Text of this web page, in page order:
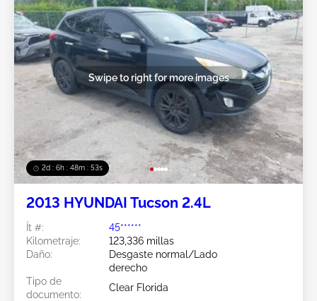
2d : 6h : 48m : 51s
Swipe to right for more images
2013 HYUNDAI Tucson 2.4L
Ít #:
45******
Kilometraje:
123,336 millas
Daño:
Desgaste normal/Lado
derecho
Tipo de
documento:
Clear Florida